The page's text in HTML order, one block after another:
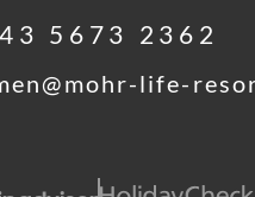
5673 2362
mohr-life-